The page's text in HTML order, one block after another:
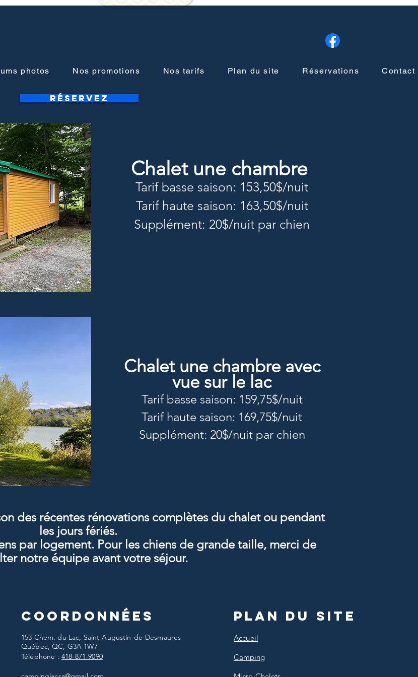
photos Nos promotions Nos tarifs Plan du site Réservations Contact
RÉSERVEZ
Chalet une chambre
Tarif basse saison: 153,50$/nuit
Tarif haute saison: 163,50$/nuit
Supplément: 20$/nuit par chien
Chalet une chambre avec
vue sur le lac
Tarif basse saison: 159,75$/nuit
Tarif haute saison: 169,75$/nuit
Supplément: 20$/nuit par chien
des récentes rénovations complètes du chalet ou pendant
les jours fériés.
par logement. Pour les chiens de grande taille, merci de
notre équipe avant votre séjour.
Coordonnées
153 Chem. du Lac, Saint-Augustin-de-Desmaures
Québec, QC, G3A 1W7
Téléphone : 418-871-9090​
Plan du site
Accueil
Camping